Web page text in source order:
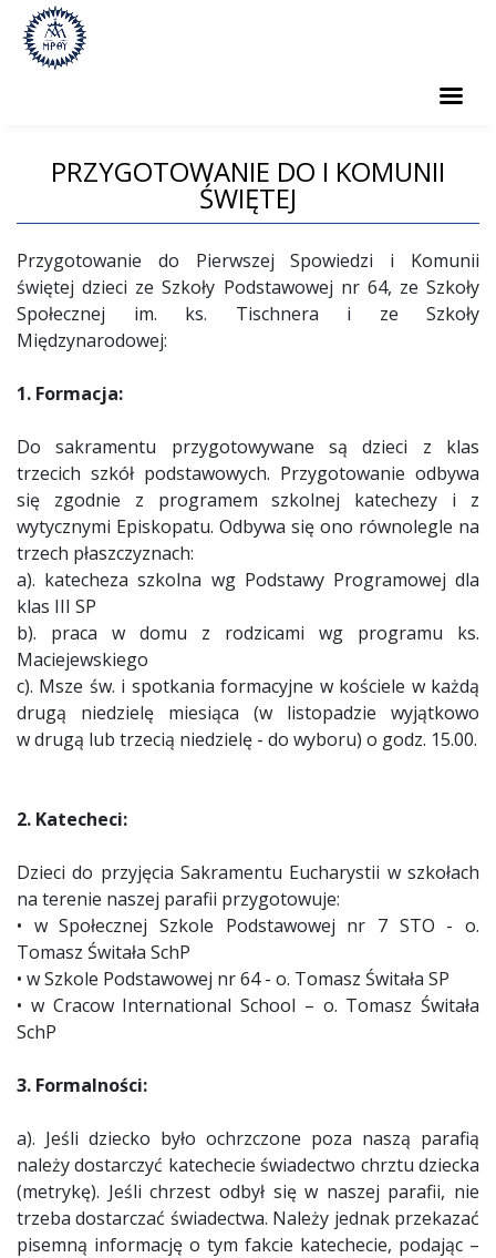
GALERIA
KONTAKT
STANDARDY OCHRONY MAŁOLETNICH
STANDARDY - WERSJA SKRÓCONA
PRZYGOTOWANIE DO I KOMUNII
ŚWIĘTEJ
Przygotowanie do Pierwszej Spowiedzi i Komunii
świętej dzieci ze Szkoły Podstawowej nr 64, ze Szkoły
Społecznej im. ks. Tischnera i ze Szkoły
Międzynarodowej:
1. Formacja:
Do sakramentu przygotowywane są dzieci z klas
trzecich szkół podstawowych. Przygotowanie odbywa
się zgodnie z programem szkolnej katechezy i z
wytycznymi Episkopatu. Odbywa się ono równolegle na
trzech płaszczyznach:
a). katecheza szkolna wg Podstawy Programowej dla
klas III SP
b). praca w domu z rodzicami wg programu ks.
Maciejewskiego
c). Msze św. i spotkania formacyjne w kościele w każdą
drugą niedzielę miesiąca (w listopadzie wyjątkowo
w drugą lub trzecią niedzielę - do wyboru) o godz. 15.00.
2. Katecheci:
Dzieci do przyjęcia Sakramentu Eucharystii w szkołach
na terenie naszej parafii przygotowuje:
• w Społecznej Szkole Podstawowej nr 7 STO - o.
Tomasz Świtała SchP
• w Szkole Podstawowej nr 64 - o. Tomasz Świtała SP
• w Cracow International School – o. Tomasz Świtała
SchP
3. Formalności:
a). Jeśli dziecko było ochrzczone poza naszą parafią
należy dostarczyć katechecie świadectwo chrztu dziecka
(metrykę). Jeśli chrzest odbył się w naszej parafii, nie
trzeba dostarczać świadectwa. Należy jednak przekazać
pisemną informację o tym fakcie katechecie, podając –